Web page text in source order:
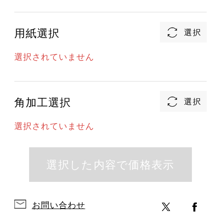
用紙選択
選択されていません
角加工選択
選択されていません
お問い合わせ